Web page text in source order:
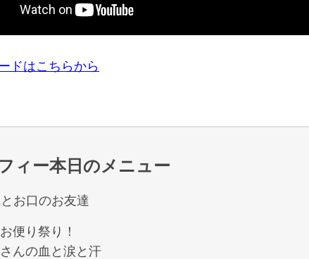
ドはこちらから
ィー本日のメニュー
お口のお友達
便り祭り！
んの血と涙と汗